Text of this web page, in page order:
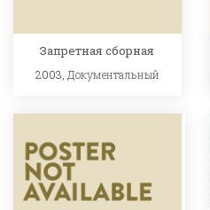
Запретная сборная
2003, Документальный